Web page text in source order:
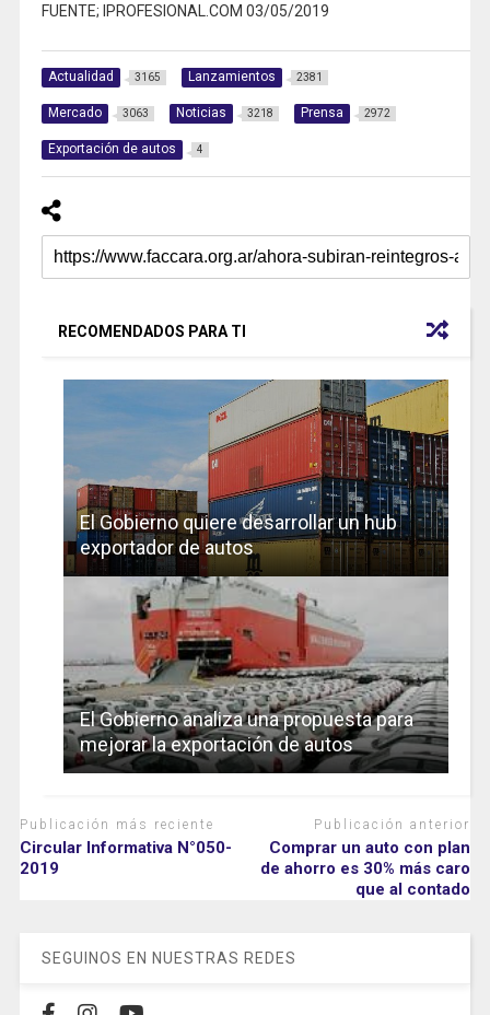
FUENTE; IPROFESIONAL.COM 03/05/2019
Actualidad 3165 Lanzamientos 2381
Mercado 3063 Noticias 3218 Prensa 2972
Exportación de autos 4
RECOMENDADOS PARA TI
El Gobierno quiere desarrollar un hub
exportador de autos
El Gobierno analiza una propuesta para
mejorar la exportación de autos
Publicación más reciente
Circular Informativa N°050-
2019
Publicación anterior
Comprar un auto con plan
de ahorro es 30% más caro
que al contado
SEGUINOS EN NUESTRAS REDES